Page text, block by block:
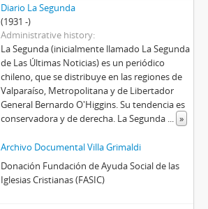
Diario La Segunda
(1931 -)
Administrative history
La Segunda (inicialmente llamado La Segunda
de Las Últimas Noticias) es un periódico
chileno, que se distribuye en las regiones de
Valparaíso, Metropolitana y de Libertador
General Bernardo O'Higgins. Su tendencia es
conservadora y de derecha. La Segunda ... »
Archivo Documental Villa Grimaldi
Donación Fundación de Ayuda Social de las
Iglesias Cristianas (FASIC)